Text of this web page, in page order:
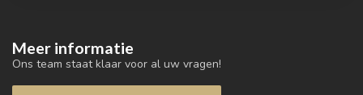
Meer informatie
Ons team staat klaar voor al uw vragen!